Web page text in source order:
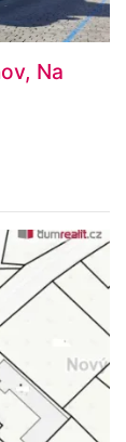
Na